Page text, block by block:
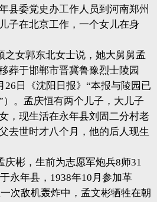
县委党史办工作人员到河南郑州
子在北京工作，一个女儿在身
之女郭东北女士说，她大舅舅孟
葬于邯郸市晋冀鲁豫烈士陵园
26日《沈阳日报》“本报与陵园已
。孟庆恒有两个儿子，大儿子
，现生活在永年县刘固二分村老
去世时才八个月，他的后人现生
庆彬，生前为志愿军炮兵8师31
永年县，1938年10月参加革
次敌机轰炸中，孟文彬牺牲在朝